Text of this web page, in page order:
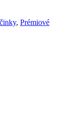
, Prémiové